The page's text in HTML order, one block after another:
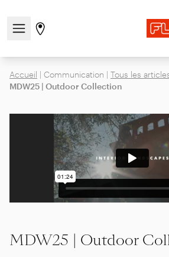
Ouvrir/fermer le menu de
Aller à la page des magasins
Accueil | Communication | Tous les
MDW25 | Outdoor Collection
MDW25 | Outdoor